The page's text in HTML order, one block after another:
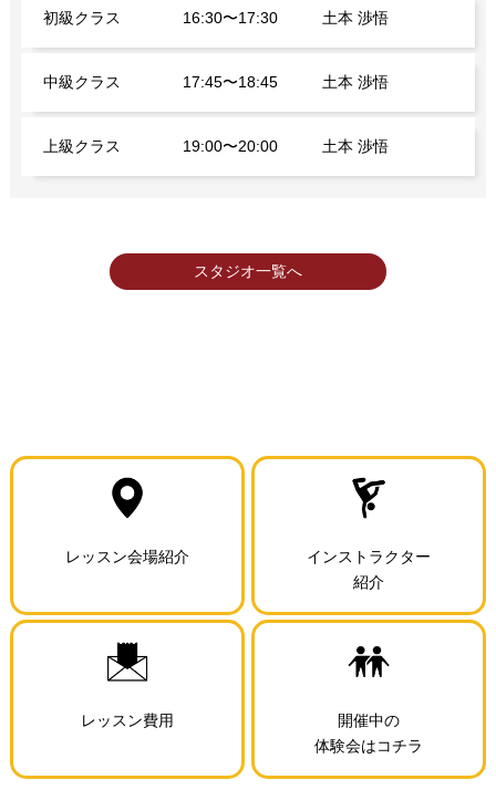
初級クラス 16:30〜17:30 土本 渉悟
中級クラス 17:45〜18:45 土本 渉悟
上級クラス 19:00〜20:00 土本 渉悟
スタジオ一覧へ
レッスン会場紹介
インストラクター
紹介
レッスン費用
開催中の
体験会はコチラ